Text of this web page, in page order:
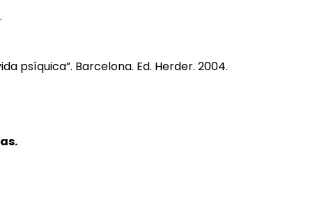
psíquica”. Barcelona. Ed. Herder. 2004.